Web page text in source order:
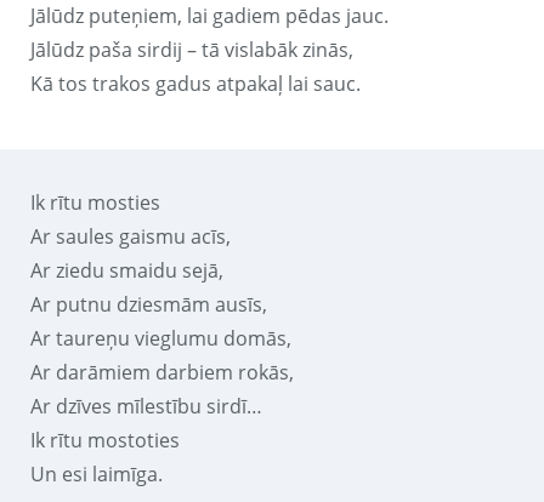
Jālūdz puteņiem, lai gadiem pēdas jauc.
Jālūdz paša sirdij – tā vislabāk zinās,
Kā tos trakos gadus atpakaļ lai sauc.
Ik rītu mosties
Ar saules gaismu acīs,
Ar ziedu smaidu sejā,
Ar putnu dziesmām ausīs,
Ar taureņu vieglumu domās,
Ar darāmiem darbiem rokās,
Ar dzīves mīlestību sirdī…
Ik rītu mostoties
Un esi laimīga.